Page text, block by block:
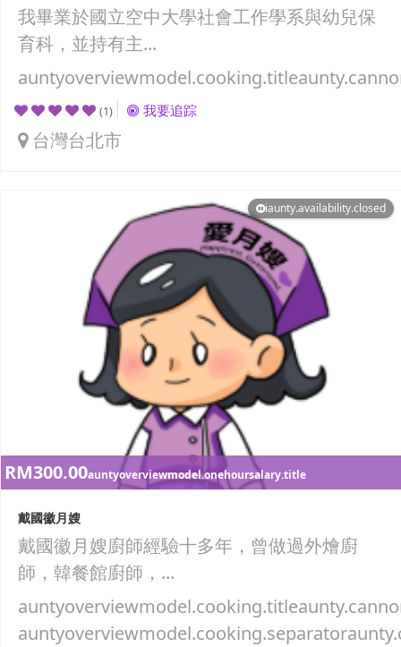
我畢業於國立空中大學社會工作學系與幼兒保
育科，並持有主...
(1) 我要追踪
台灣台北市
iaunty.availability.closed
RM300.00auntyoverviewmodel.onehoursalary.title
戴國徽月嫂
戴國徽月嫂廚師經驗十多年，曾做過外燴廚
師，韓餐館廚師，...